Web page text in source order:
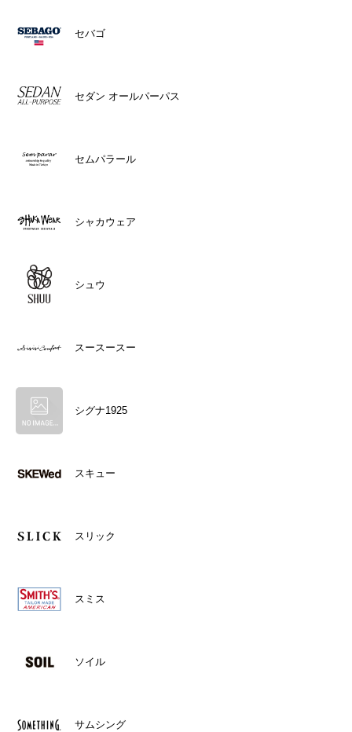
セバゴ
セダン オールパーパス
セムパラール
シャカウェア
シュウ
スースースー
シグナ1925
スキュー
スリック
スミス
ソイル
サムシング